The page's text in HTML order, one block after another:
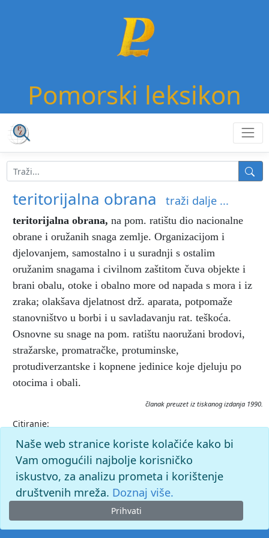
Pomorski leksikon
teritorijalna obrana traži dalje ...
teritorijalna obrana, na pom. ratištu dio nacionalne
obrane i oružanih snaga zemlje. Organizacijom i
djelovanjem, samostalno i u suradnji s ostalim
oružanim snagama i civilnom zaštitom čuva objekte i
brani obalu, otoke i obalno more od napada s mora i iz
zraka; olakšava djelatnost drž. aparata, potpomaže
stanovništvo u borbi i u savladavanju rat. teškoća.
Osnovne su snage na pom. ratištu naoružani brodovi,
stražarske, promatračke, protuminske,
protudiverzantske i kopnene jedinice koje djeluju po
otocima i obali.
članak preuzet iz tiskanog izdanja 1990.
Citiranje:
Leksikografski zavod Miroslav Krleža, 2026. Pristupljeno
9.8.2026. <https://pomorski.lzmk.hr/clanak/teritorijalna-
obrana>.
Naše web stranice koriste kolačiće kako bi
Vam omogućili najbolje korisničko
iskustvo, za analizu prometa i korištenje
društvenih mreža. Doznaj više.
Prihvati
© 2026. -Leksikografski zavodMiroslav Krleža